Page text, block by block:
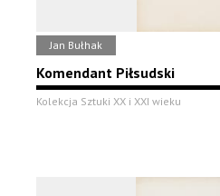
Jan Bułhak
Komendant Piłsudski
Kolekcja Sztuki XX i XXI wieku